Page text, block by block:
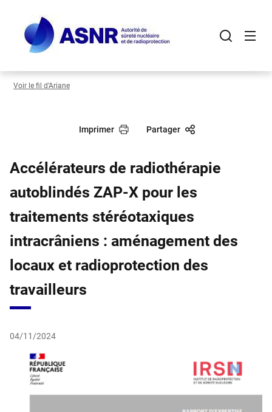
contenu
principal
Voir le fil d’Ariane
Imprimer Partager
Accélérateurs de radiothérapie
autoblindés ZAP-X pour les
traitements stéréotaxiques
intracrâniens : aménagement des
locaux et radioprotection des
travailleurs
04/11/2024